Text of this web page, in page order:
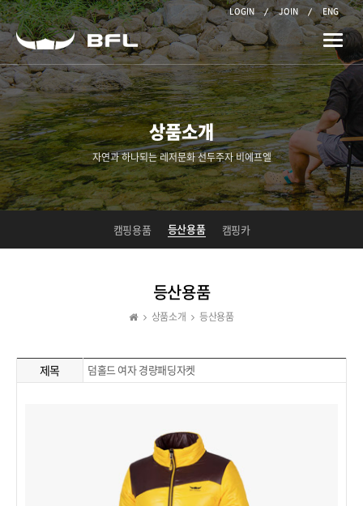
LOGIN JOIN ENG
Toggle
상품소개
자연과 하나되는 레저문화 선두주자 비에프엘
캠핑용품 등산용품 캠핑카
등산용품
상품소개 등산용품
제목 덤홀드 여자 경량패딩자켓